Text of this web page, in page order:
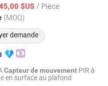
$US / Pièce
(MOQ)
demande
Depuis 2025
Capteurde mouvement PIR à
en surface au plafond
Technology Co., Ltd.